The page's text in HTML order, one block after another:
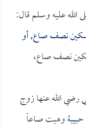
الله عليه وسلم قال:
نصف صاع, أو
نصف صاع،
رضي الله عنها زوج
وهبت صاعاً